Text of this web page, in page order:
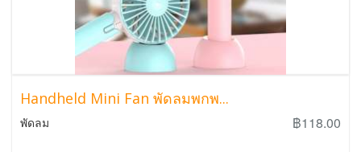
Handheld Mini Fan พัดลมพกพ...
พัดลม ฿118.00